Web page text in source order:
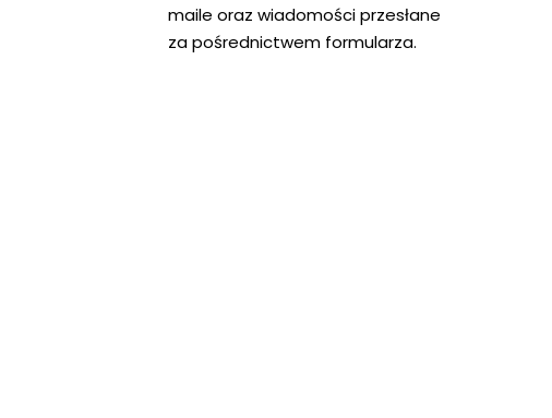
maile oraz wiadomości przesłane
za pośrednictwem formularza.